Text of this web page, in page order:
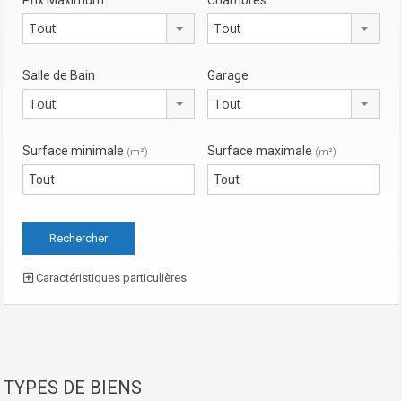
Tout Tout
Salle de Bain
Tout
Garage
Tout
Surface minimale (m²) Surface maximale (m²)
Caractéristiques particulières
TYPES DE BIENS